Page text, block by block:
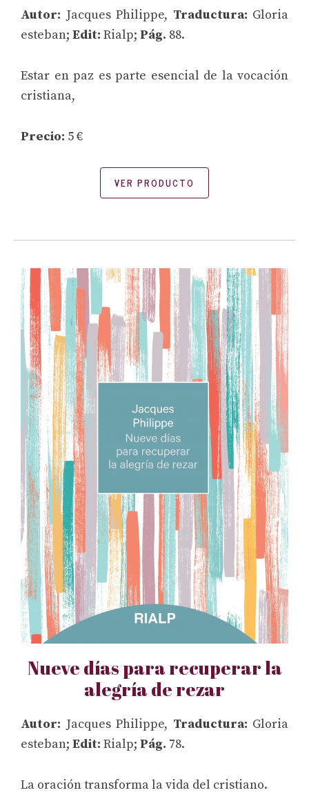
Autor: Jacques Philippe, Traductura: Gloria
esteban; Edit: Rialp; Pág. 88.
Estar en paz es parte esencial de la vocación
cristiana,
Precio: 5 €
VER PRODUCTO
Nueve días para recuperar la
alegría de rezar
Autor: Jacques Philippe, Traductura: Gloria
esteban; Edit: Rialp; Pág. 78.
La oración transforma la vida del cristiano.